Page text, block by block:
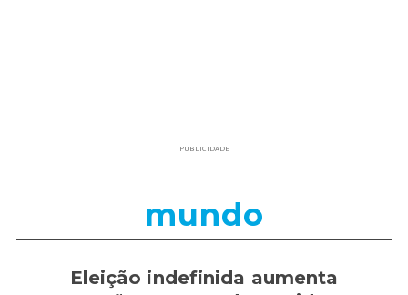
PUBLICIDADE
mundo
Eleição indefinida aumenta